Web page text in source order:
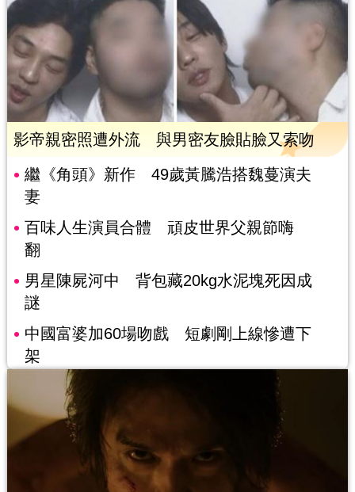
影帝親密照遭外流 與男密友臉貼臉又索吻
繼《角頭》新作 49歲黃騰浩搭魏蔓演夫
妻
百味人生演員合體 頑皮世界父親節嗨
翻
男星陳屍河中 背包藏20kg水泥塊死因成
謎
中國富婆加60場吻戲 短劇剛上線慘遭下
架